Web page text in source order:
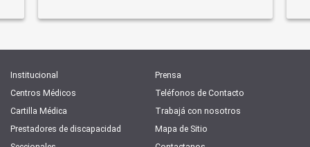
Institucional
Centros Médicos
Cartilla Médica
Prestadores de discapacidad
Prensa
Teléfonos de Contacto
Trabajá con nosotros
Mapa de Sitio